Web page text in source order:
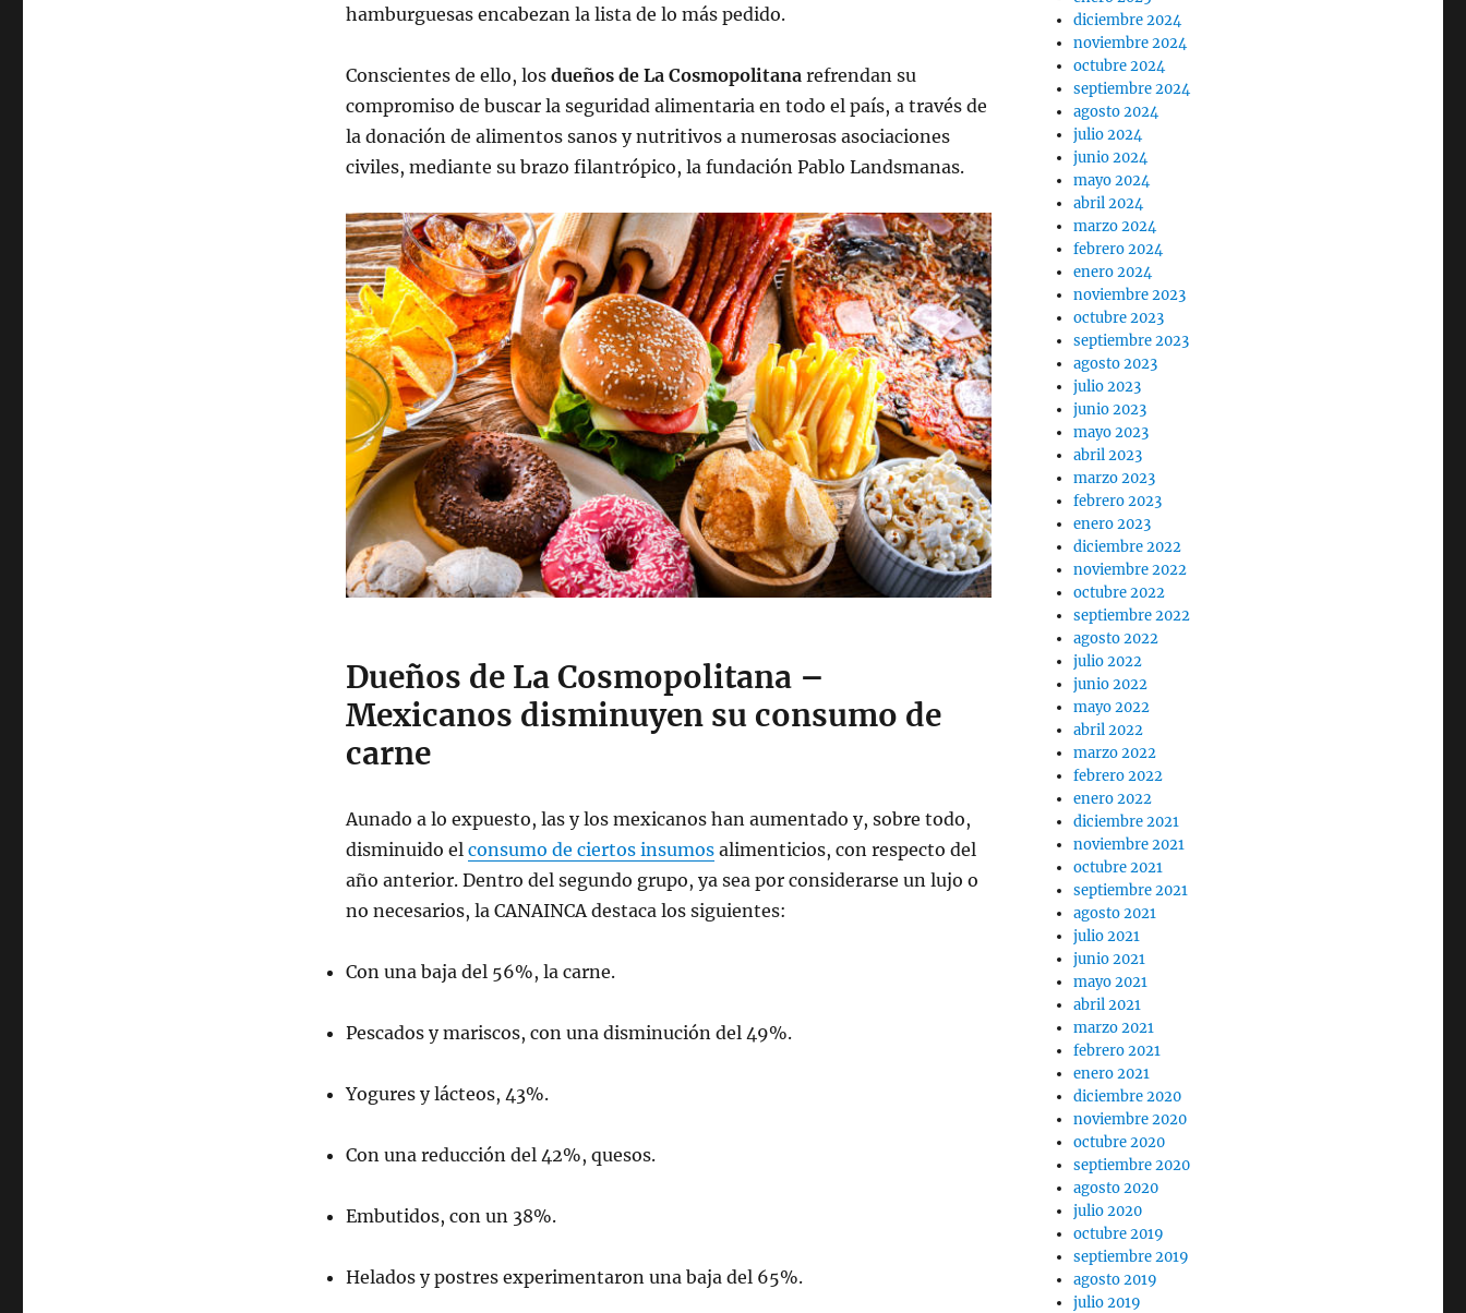
hamburguesas encabezan la lista de lo más pedido.
Conscientes de ello, los dueños de La Cosmopolitanarefrendan su
compromiso de buscar la seguridad alimentaria en todo el país, a través de
la donación de alimentos sanos y nutritivos a numerosas asociaciones
civiles, mediante su brazo filantrópico, la fundación Pablo Landsmanas.
Dueños de La Cosmopolitana –
Mexicanos disminuyen su consumo de
carne
Aunado a lo expuesto, las y los mexicanos han aumentado y, sobre todo,
disminuido el consumo de ciertos insumosalimenticios, con respecto del
año anterior. Dentro del segundo grupo, ya sea por considerarse un lujo o
no necesarios, la CANAINCA destaca los siguientes:
Con una baja del 56%, la carne.
Pescados y mariscos, con una disminución del 49%.
Yogures y lácteos, 43%.
Con una reducción del 42%, quesos.
Embutidos, con un 38%.
Helados y postres experimentaron una baja del 65%.
diciembre 2024
noviembre 2024
octubre 2024
septiembre 2024
agosto 2024
julio 2024
junio 2024
mayo 2024
abril 2024
marzo 2024
febrero 2024
enero 2024
noviembre 2023
octubre 2023
septiembre 2023
agosto 2023
julio 2023
junio 2023
mayo 2023
abril 2023
marzo 2023
febrero 2023
enero 2023
diciembre 2022
noviembre 2022
octubre 2022
septiembre 2022
agosto 2022
julio 2022
junio 2022
mayo 2022
abril 2022
marzo 2022
febrero 2022
enero 2022
diciembre 2021
noviembre 2021
octubre 2021
septiembre 2021
agosto 2021
julio 2021
junio 2021
mayo 2021
abril 2021
marzo 2021
febrero 2021
enero 2021
diciembre 2020
noviembre 2020
octubre 2020
septiembre 2020
agosto 2020
julio 2020
octubre 2019
septiembre 2019
agosto 2019
julio 2019